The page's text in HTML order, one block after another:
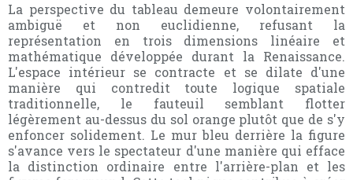
La perspective du tableau demeure volontairement
ambiguë et non euclidienne, refusant la
représentation en trois dimensions linéaire et
mathématique développée durant la Renaissance.
L'espace intérieur se contracte et se dilate d'une
manière qui contredit toute logique spatiale
traditionnelle, le fauteuil semblant flotter
légèrement au-dessus du sol orange plutôt que de s'y
enfoncer solidement. Le mur bleu derrière la figure
s'avance vers le spectateur d'une manière qui efface
la distinction ordinaire entre l'arrière-plan et les